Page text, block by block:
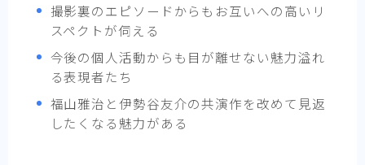
撮影裏のエピソードからもお互いへの高いリ
スペクトが伺える
今後の個人活動からも目が離せない魅力溢れ
る表現者たち
福山雅治と伊勢谷友介の共演作を改めて見返
したくなる魅力がある